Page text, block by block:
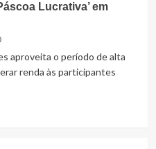
Lucrativa’ em
aproveita o período de alta
renda às participantes